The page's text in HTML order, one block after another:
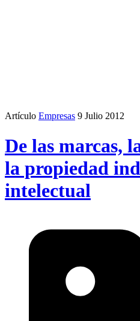
Artículo Empresas 9 Julio 2012
De las marcas,
la propiedad
intelectual